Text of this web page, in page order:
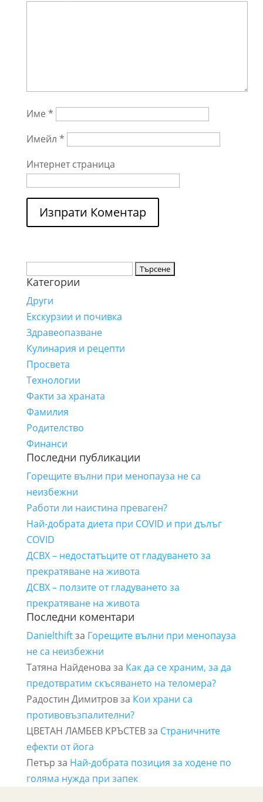
Име *
Имейл *
Интернет страница
за:
Категории
Други
Екскурзии и почивка
Здравеопазване
Кулинария и рецепти
Просвета
Технологии
Факти за храната
Фамилия
Родителство
Финанси
Последни публикации
Горещите вълни при менопауза не са
неизбежни
Работи ли наистина преваген?
Най-добрата диета при COVID и при дълъг
COVID
ДСВХ – недостатъците от гладуването за
прекратяване на живота
ДСВХ – ползите от гладуването за
прекратяване на живота
Последни коментари
Danielthiftза Горещите вълни при менопауза
не са неизбежни
Татяна Найденова за Как да се храним, за да
предотвратим скъсяването на теломера?
Радостин Димитровза Кои храни са
противовъзпалителни?
ЦВЕТАН ЛАМБЕВ КРЪСТЕВза Страничните
ефекти от йога
Петър за Най-добрата позиция за ходене по
голяма нужда при запек